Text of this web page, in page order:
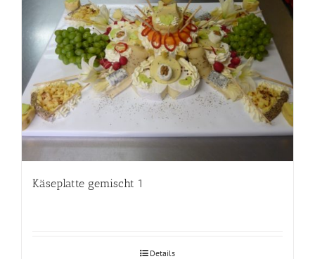
Käseplatte gemischt 1
Details